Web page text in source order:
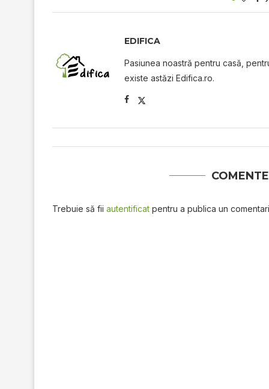
EDIFICA
Pasiunea noastră pentru casă,
existe astăzi Edifica.ro.
Trebuie să fii autentificat pentru a publica un